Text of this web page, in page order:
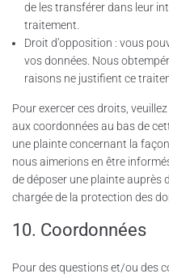
de les transférer dans leur
traitement.
Droit d’opposition : vous
vos données. Nous
raisons ne justifient ce
Pour exercer ces droits,
aux coordonnées au bas de
une plainte concernant la
nous aimerions en être
de déposer une plainte auprès
chargée de la protection des
10. Coordonnées
Pour des questions et/ou des